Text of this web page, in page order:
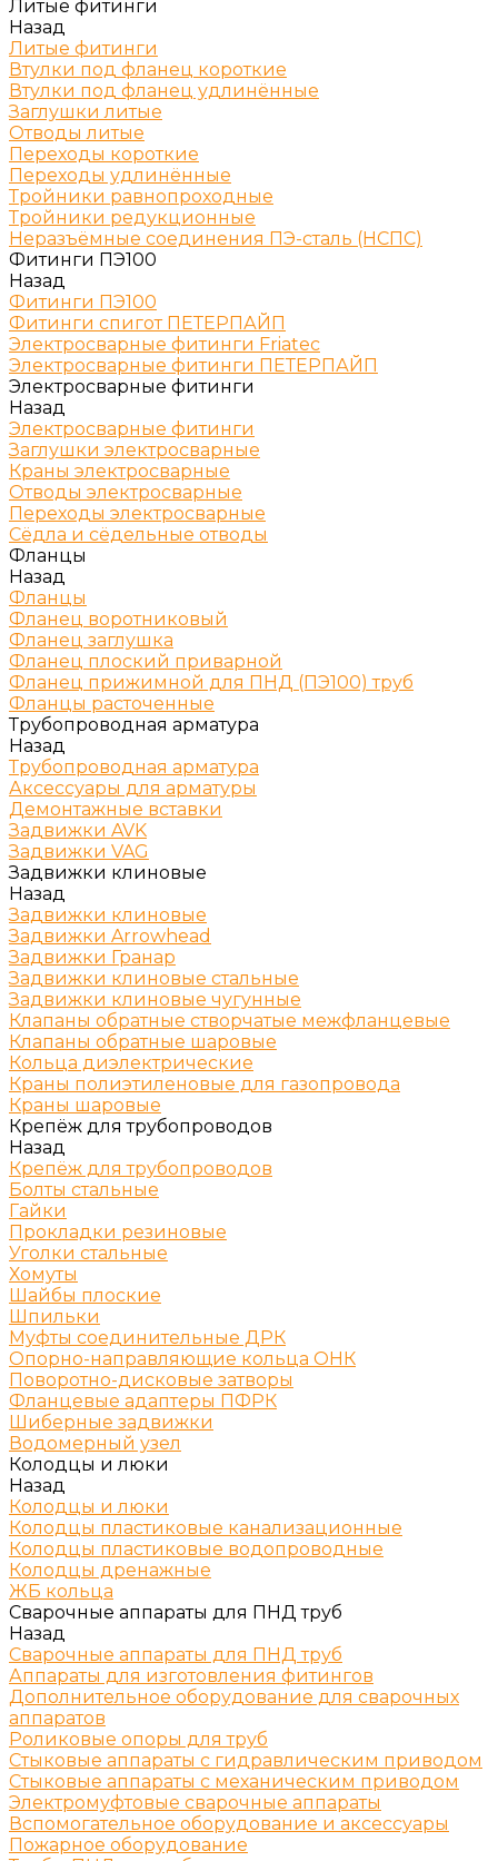
Литые фитинги
Назад
Литые фитинги
Втулки под фланец короткие
Втулки под фланец удлинённые
Заглушки литые
Отводы литые
Переходы короткие
Переходы удлинённые
Тройники равнопроходные
Тройники редукционные
Неразъёмные соединения ПЭ-сталь (НСПС)
Фитинги ПЭ100
Назад
Фитинги ПЭ100
Фитинги спигот ПЕТЕРПАЙП
Электросварные фитинги Friatec
Электросварные фитинги ПЕТЕРПАЙП
Электросварные фитинги
Назад
Электросварные фитинги
Заглушки электросварные
Краны электросварные
Отводы электросварные
Переходы электросварные
Сёдла и сёдельные отводы
Фланцы
Назад
Фланцы
Фланец воротниковый
Фланец заглушка
Фланец плоский приварной
Фланец прижимной для ПНД (ПЭ100) труб
Фланцы расточенные
Трубопроводная арматура
Назад
Трубопроводная арматура
Аксессуары для арматуры
Демонтажные вставки
Задвижки AVK
Задвижки VAG
Задвижки клиновые
Назад
Задвижки клиновые
Задвижки Arrowhead
Задвижки Гранар
Задвижки клиновые стальные
Задвижки клиновые чугунные
Клапаны обратные створчатые межфланцевые
Клапаны обратные шаровые
Кольца диэлектрические
Краны полиэтиленовые для газопровода
Краны шаровые
Крепёж для трубопроводов
Назад
Крепёж для трубопроводов
Болты стальные
Гайки
Прокладки резиновые
Уголки стальные
Хомуты
Шайбы плоские
Шпильки
Муфты соединительные ДРК
Опорно-направляющие кольца ОНК
Поворотно-дисковые затворы
Фланцевые адаптеры ПФРК
Шиберные задвижки
Водомерный узел
Колодцы и люки
Назад
Колодцы и люки
Колодцы пластиковые канализационные
Колодцы пластиковые водопроводные
Колодцы дренажные
ЖБ кольца
Сварочные аппараты для ПНД труб
Назад
Сварочные аппараты для ПНД труб
Аппараты для изготовления фитингов
Дополнительное оборудование для сварочных
аппаратов
Роликовые опоры для труб
Стыковые аппараты с гидравлическим приводом
Стыковые аппараты с механическим приводом
Электромуфтовые сварочные аппараты
Вспомогательное оборудование и аксессуары
Пожарное оборудование